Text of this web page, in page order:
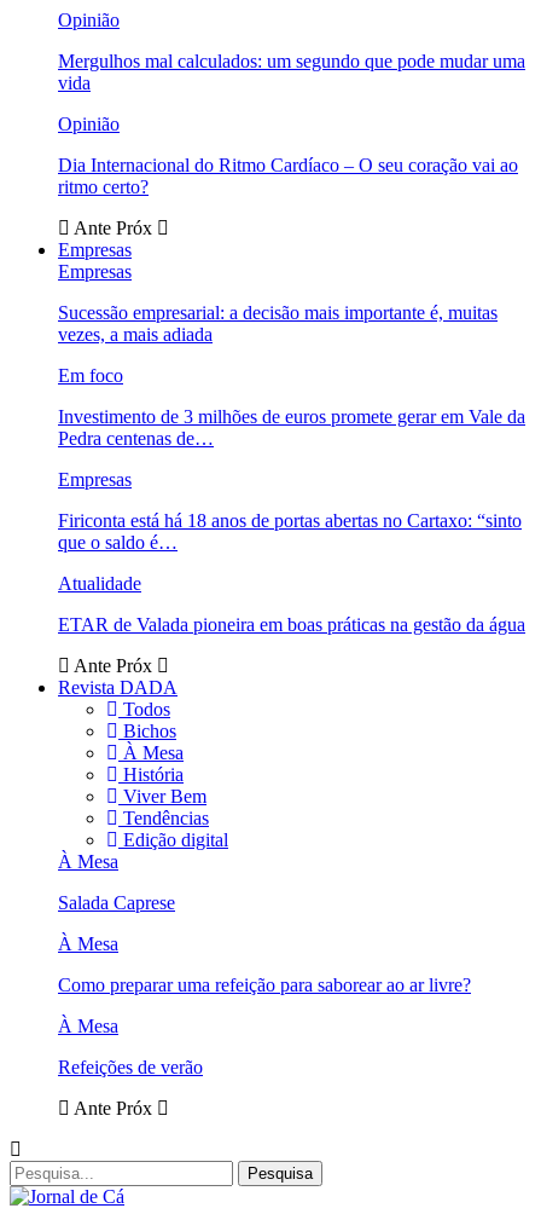
Opinião
Mergulhos mal calculados: um segundo que pode mudar uma
vida
Opinião
Dia Internacional do Ritmo Cardíaco – O seu coração vai ao
ritmo certo?
Ante Próx
Empresas
Empresas
Sucessão empresarial: a decisão mais importante é, muitas
vezes, a mais adiada
Em foco
Investimento de 3 milhões de euros promete gerar em Vale da
Pedra centenas de…
Empresas
Firiconta está há 18 anos de portas abertas no Cartaxo: “sinto
que o saldo é…
Atualidade
ETAR de Valada pioneira em boas práticas na gestão da água
Ante Próx
Revista DADA
Todos
Bichos
À Mesa
História
Viver Bem
Tendências
Edição digital
À Mesa
Salada Caprese
À Mesa
Como preparar uma refeição para saborear ao ar livre?
À Mesa
Refeições de verão
Ante Próx